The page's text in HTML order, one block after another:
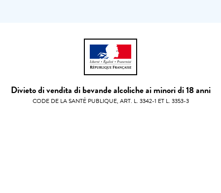
Divieto di vendita di bevande alcoliche ai minori di 18 anni
CODE DE LA SANTÉ PUBLIQUE, ART. L. 3342-1 ET L. 3353-3